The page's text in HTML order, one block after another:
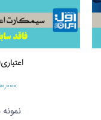
اعتباری(۶۰۰-